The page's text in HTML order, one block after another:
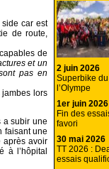
side car est
de route,
de
et un
pas en
jambes lors
a subir une
faisant une
après avoir
à l’hôpital
2 juin 2026
Superbike
l’Olympe
1er juin 2026
Fin des
favori
30 mai 2026
TT 2026 :
essais